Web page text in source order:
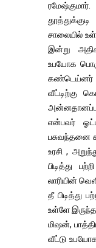
சாலையில்
இன்று
உபயோக
கண்டெய்னர்
வீட்டிற்கு
என்பவர்
பசுவந்தனை
உரசி ,
பிடித்து
லாரியின்
தீ பிடித்து
உள்ளே இருந்த
மிஷன்,
வீட்டு